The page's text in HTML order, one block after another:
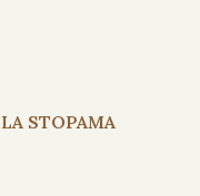
STOPAMA